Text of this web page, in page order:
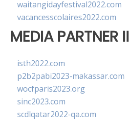
waitangidayfestival2022.com
vacancesscolaires2022.com
MEDIA PARTNER II
isth2022.com
p2b2pabi2023-makassar.com
wocfparis2023.org
sinc2023.com
scdlqatar2022-qa.com